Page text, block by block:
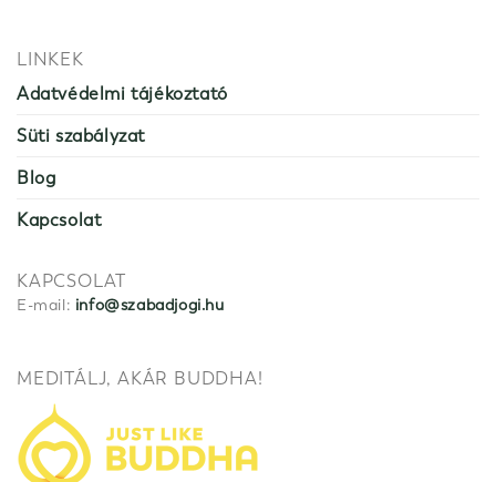
LINKEK
Adatvédelmi tájékoztató
Süti szabályzat
Blog
Kapcsolat
KAPCSOLAT
E-mail: info@szabadjogi.hu
MEDITÁLJ, AKÁR BUDDHA!